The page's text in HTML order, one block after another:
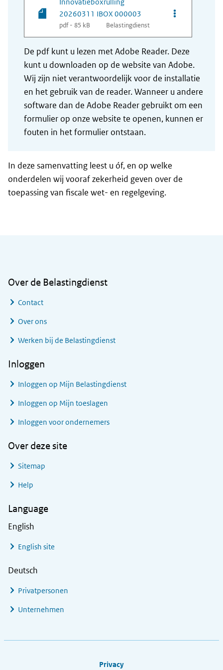
20260311 IBOX 000003
pdf - 85 kB Belastingdienst
Opties van
De pdf kunt u lezen met Adobe Reader. Deze
kunt u downloaden op de website van Adobe.
Wij zijn niet verantwoordelijk voor de installatie
en het gebruik van de reader. Wanneer u andere
software dan de Adobe Reader gebruikt om een
formulier op onze website te openen, kunnen er
fouten in het formulier ontstaan.
In deze samenvatting leest u óf, en op welke
onderdelen wij vooraf zekerheid geven over de
toepassing van fiscale wet- en regelgeving.
Over de Belastingdienst
Contact
Over ons
Werken bij de Belastingdienst
Inloggen
Inloggen op Mijn Belastingdienst
Inloggen op Mijn toeslagen
Inloggen voor ondernemers
Over deze site
Sitemap
Help
Language
English
English site
Deutsch
Privatpersonen
Unternehmen
Privacy